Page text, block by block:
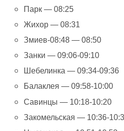
Парк — 08:25
Жихор — 08:31
Змиев-08:48 — 08:50
Занки — 09:06-09:10
Шебелинка — 09:34-09:36
Балаклея — 09:58-10:00
Савинцы — 10:18-10:20
Закомельская — 10:36-